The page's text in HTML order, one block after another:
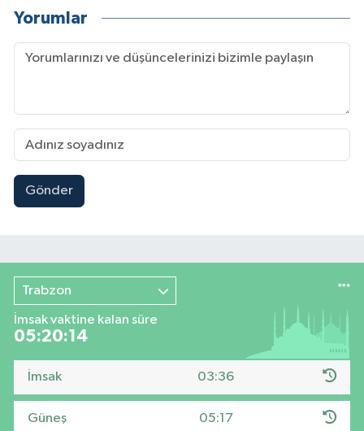
Yorumlar
Gönder
Trabzon
İmsak vaktine kalan süre
05:20:14
İmsak 03:36
Güneş 05:17